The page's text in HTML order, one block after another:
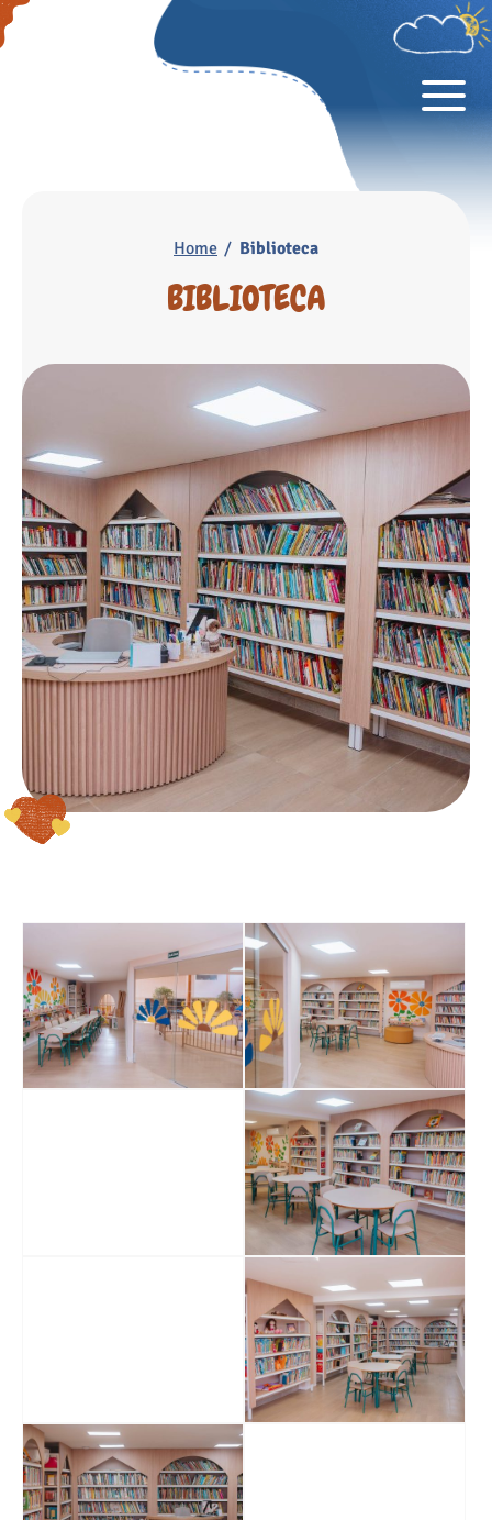
Home Biblioteca
BIBLIOTECA